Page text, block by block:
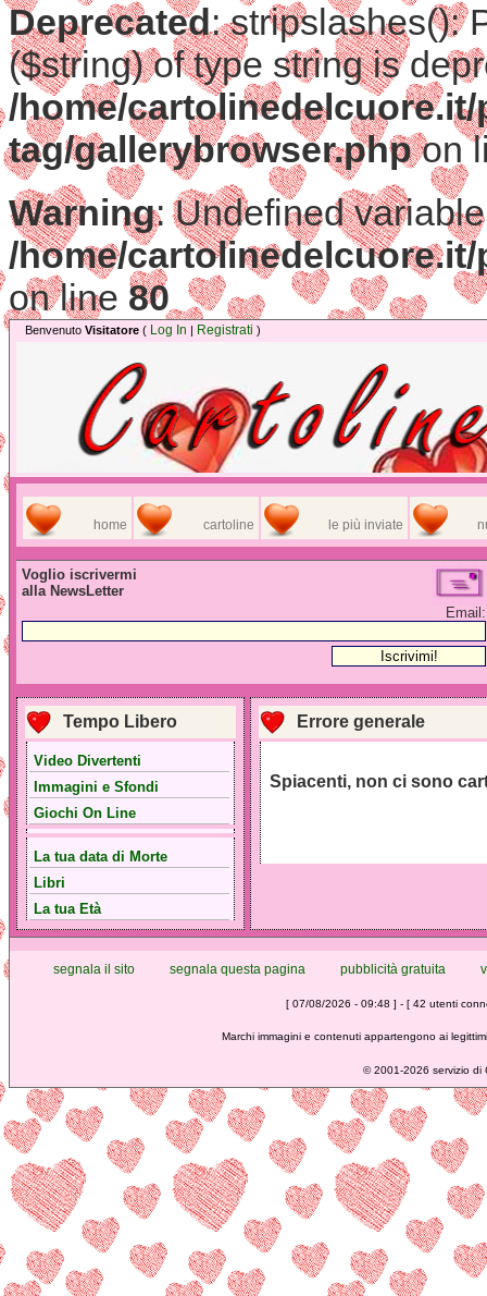
Deprecated: stripslashes():
($string) of type string is
/home/
tag/gallerybrowser.phpon
Warning: Undefined
/home/
on line 80
Benvenuto Visitatore ( Log In | Registrati )
home cartoline le più inviate
Voglio iscrivermi
alla NewsLetter
Email:
Tempo Libero
Video Divertenti
Immagini e Sfondi
Giochi On Line
La tua data di Morte
Libri
La tua Età
Errore generale
Spiacenti, non ci sono
segnala il sito segnala questa pagina pubblicità gratuita
[ 07/08/2026 - 09:48 ] - [ 42 utenti
Marchi immagini e contenuti appartengono ai
©2001-2026 servizio di